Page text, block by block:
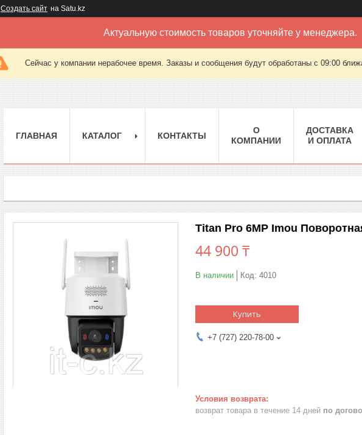
Создать сайт на Satu.kz
Актуальную стоимость товаров уточняйте у менеджера.
Сейчас у компании нерабочее время. Заказы и сообщения будут обработаны с 09:00
ГЛАВНАЯ КАТАЛОГ КОНТАКТЫ
О
КОМПАНИИ
ДОСТАВКА
И ОПЛАТА
Titan Pro 6MP Imou
44 900 ₸
В наличии Код: 4010
Купить
+7 (727) 220-78-00
возврат товара в течение 14 дней по